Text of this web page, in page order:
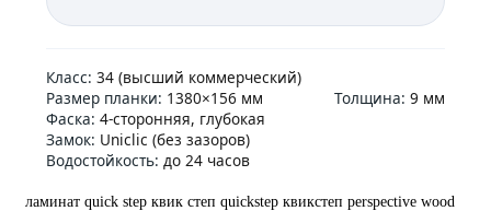
Класс: 34 (высший коммерческий)
Размер планки: 1380×156 мм Толщина: 9 мм
Фаска: 4-сторонняя, глубокая
Замок: Uniclic (без зазоров)
Водостойкость: до 24 часов
ламинат quick step квик степ quickstep квикстеп perspective wood